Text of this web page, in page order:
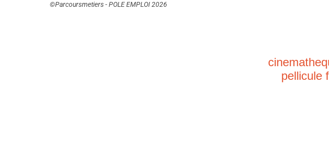
©Parcoursmetiers - POLE EMPLOI 2026
pellicule